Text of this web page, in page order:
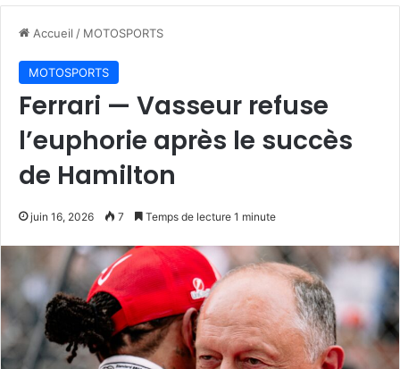
Accueil / MOTOSPORTS
MOTOSPORTS
Ferrari — Vasseur refuse
l’euphorie après le succès
de Hamilton
juin 16, 2026 7 Temps de lecture 1 minute